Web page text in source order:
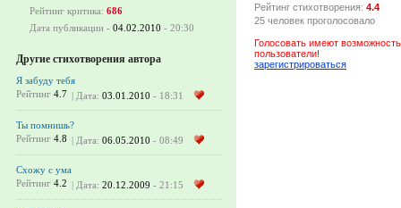
Рейтинг критика: 686
Дата публикации - 04.02.2010 - 20:30
Другие стихотворения автора
Я забуду тебя
Рейтинг 4.7 | Дата: 03.01.2010 - 18:31
Ты помнишь?
Рейтинг 4.8 | Дата: 06.05.2010 - 08:49
Схожу с ума
Рейтинг 4.2 | Дата: 20.12.2009 - 21:15
Рейтинг стихотворения: 4.4
25 человек проголосовало
Голосовать имеют
пользователи!
зарегистрироваться